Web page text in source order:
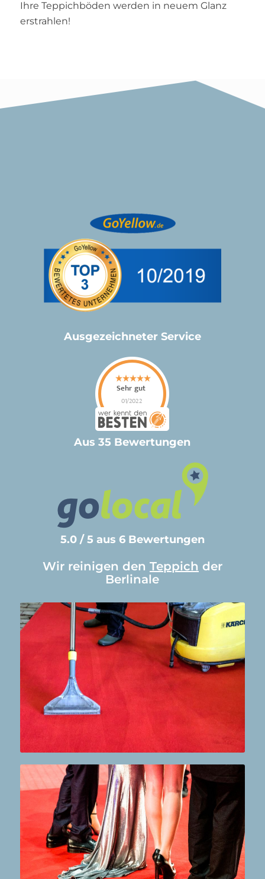
Ihre Teppichböden werden in neuem Glanz
erstrahlen!
Ausgezeichneter Service
Aus 35 Bewertungen
5.0 / 5 aus 6 Bewertungen
Wir reinigen den Teppich der
Berlinale